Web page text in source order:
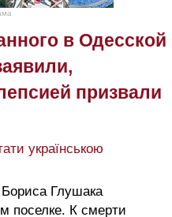
в Одесской
призвали
українською
Глушака
поселке. К смерти